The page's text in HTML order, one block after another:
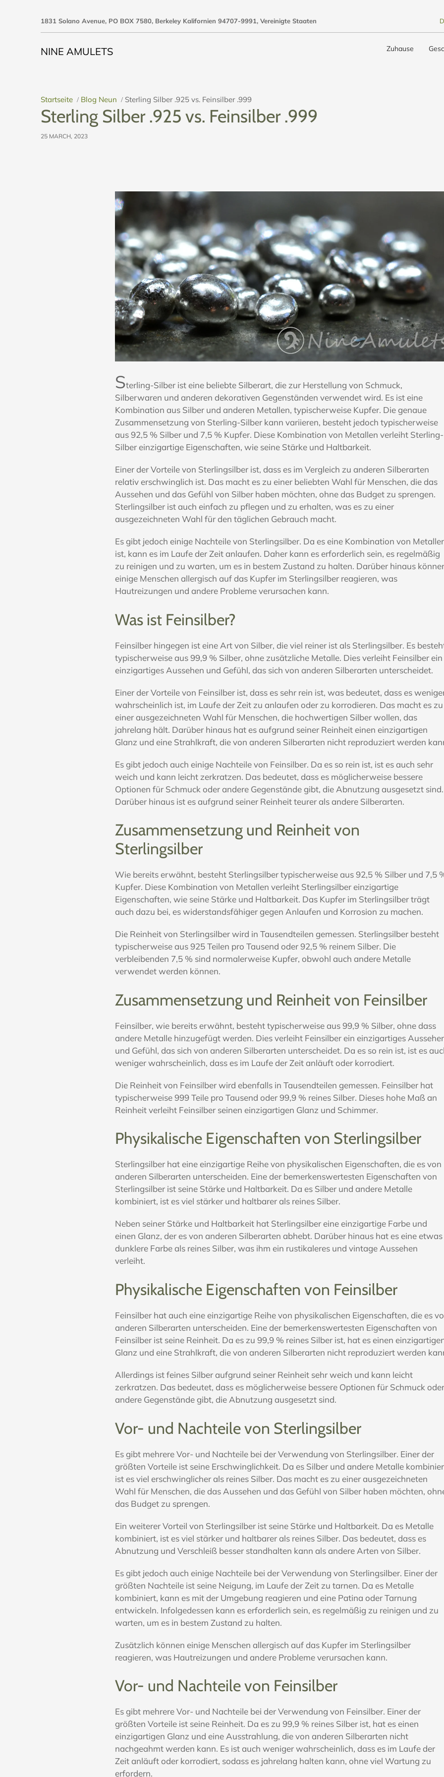
1831 Solano Avenue, PO BOX 7580, Berkeley Kalifornien 94707-9991, Vereinigte Staaten
NINE AMULETS Zuhause
Startseite / Blog Neun / Sterling Silber .925 vs. Feinsilber .999
Sterling Silber .925 vs. Feinsilber .999
25 MARCH, 2023
Sterling-Silber ist eine beliebte Silberart, die zur Herstellung von Schmuck,
Silberwaren und anderen dekorativen Gegenständen verwendet wird. Es ist eine
Kombination aus Silber und anderen Metallen, typischerweise Kupfer. Die genaue
Zusammensetzung von Sterling-Silber kann variieren, besteht jedoch typischerweise
aus 92,5 % Silber und 7,5 % Kupfer. Diese Kombination von Metallen verleiht Sterling-
Silber einzigartige Eigenschaften, wie seine Stärke und Haltbarkeit.
Einer der Vorteile von Sterlingsilber ist, dass es im Vergleich zu anderen Silberarten
relativ erschwinglich ist. Das macht es zu einer beliebten Wahl für Menschen, die das
Aussehen und das Gefühl von Silber haben möchten, ohne das Budget zu sprengen.
Sterlingsilber ist auch einfach zu pflegen und zu erhalten, was es zu einer
ausgezeichneten Wahl für den täglichen Gebrauch macht.
Es gibt jedoch einige Nachteile von Sterlingsilber. Da es eine Kombination von
ist, kann es im Laufe der Zeit anlaufen. Daher kann es erforderlich sein, es regelmäßig
zu reinigen und zu warten, um es in bestem Zustand zu halten. Darüber hinaus
einige Menschen allergisch auf das Kupfer im Sterlingsilber reagieren, was
Hautreizungen und andere Probleme verursachen kann.
Was ist Feinsilber?
Feinsilber hingegen ist eine Art von Silber, die viel reiner ist als Sterlingsilber. Es
typischerweise aus 99,9 % Silber, ohne zusätzliche Metalle. Dies verleiht Feinsilber ein
einzigartiges Aussehen und Gefühl, das sich von anderen Silberarten unterscheidet.
Einer der Vorteile von Feinsilber ist, dass es sehr rein ist, was bedeutet, dass es
wahrscheinlich ist, im Laufe der Zeit zu anlaufen oder zu korrodieren. Das macht es zu
einer ausgezeichneten Wahl für Menschen, die hochwertigen Silber wollen, das
jahrelang hält. Darüber hinaus hat es aufgrund seiner Reinheit einen einzigartigen
Glanz und eine Strahlkraft, die von anderen Silberarten nicht reproduziert werden
Es gibt jedoch auch einige Nachteile von Feinsilber. Da es so rein ist, ist es auch sehr
weich und kann leicht zerkratzen. Das bedeutet, dass es möglicherweise bessere
Optionen für Schmuck oder andere Gegenstände gibt, die Abnutzung ausgesetzt sind.
Darüber hinaus ist es aufgrund seiner Reinheit teurer als andere Silberarten.
Zusammensetzung und Reinheit von
Sterlingsilber
Wie bereits erwähnt, besteht Sterlingsilber typischerweise aus 92,5 % Silber und 7,5
Kupfer. Diese Kombination von Metallen verleiht Sterlingsilber einzigartige
Eigenschaften, wie seine Stärke und Haltbarkeit. Das Kupfer im Sterlingsilber trägt
auch dazu bei, es widerstandsfähiger gegen Anlaufen und Korrosion zu machen.
Die Reinheit von Sterlingsilber wird in Tausendteilen gemessen. Sterlingsilber besteht
typischerweise aus 925 Teilen pro Tausend oder 92,5 % reinem Silber. Die
verbleibenden 7,5 % sind normalerweise Kupfer, obwohl auch andere Metalle
verwendet werden können.
Zusammensetzung und Reinheit von Feinsilber
Feinsilber, wie bereits erwähnt, besteht typischerweise aus 99,9 % Silber, ohne dass
andere Metalle hinzugefügt werden. Dies verleiht Feinsilber ein einzigartiges
und Gefühl, das sich von anderen Silberarten unterscheidet. Da es so rein ist, ist es
weniger wahrscheinlich, dass es im Laufe der Zeit anläuft oder korrodiert.
Die Reinheit von Feinsilber wird ebenfalls in Tausendteilen gemessen. Feinsilber hat
typischerweise 999 Teile pro Tausend oder 99,9 % reines Silber. Dieses hohe Maß an
Reinheit verleiht Feinsilber seinen einzigartigen Glanz und Schimmer.
Physikalische Eigenschaften von Sterlingsilber
Sterlingsilber hat eine einzigartige Reihe von physikalischen Eigenschaften, die es von
anderen Silberarten unterscheiden. Eine der bemerkenswertesten Eigenschaften von
Sterlingsilber ist seine Stärke und Haltbarkeit. Da es Silber und andere Metalle
kombiniert, ist es viel stärker und haltbarer als reines Silber.
Neben seiner Stärke und Haltbarkeit hat Sterlingsilber eine einzigartige Farbe und
einen Glanz, der es von anderen Silberarten abhebt. Darüber hinaus hat es eine etwas
dunklere Farbe als reines Silber, was ihm ein rustikaleres und vintage Aussehen
verleiht.
Physikalische Eigenschaften von Feinsilber
Feinsilber hat auch eine einzigartige Reihe von physikalischen Eigenschaften, die es
anderen Silberarten unterscheiden. Eine der bemerkenswertesten Eigenschaften von
Feinsilber ist seine Reinheit. Da es zu 99,9 % reines Silber ist, hat es einen
Glanz und eine Strahlkraft, die von anderen Silberarten nicht reproduziert werden
Allerdings ist feines Silber aufgrund seiner Reinheit sehr weich und kann leicht
zerkratzen. Das bedeutet, dass es möglicherweise bessere Optionen für Schmuck oder
andere Gegenstände gibt, die Abnutzung ausgesetzt sind.
Vor- und Nachteile von Sterlingsilber
Es gibt mehrere Vor- und Nachteile bei der Verwendung von Sterlingsilber. Einer der
größten Vorteile ist seine Erschwinglichkeit. Da es Silber und andere Metalle
ist es viel erschwinglicher als reines Silber. Das macht es zu einer ausgezeichneten
Wahl für Menschen, die das Aussehen und das Gefühl von Silber haben möchten,
das Budget zu sprengen.
Ein weiterer Vorteil von Sterlingsilber ist seine Stärke und Haltbarkeit. Da es Metalle
kombiniert, ist es viel stärker und haltbarer als reines Silber. Das bedeutet, dass es
Abnutzung und Verschleiß besser standhalten kann als andere Arten von Silber.
Es gibt jedoch auch einige Nachteile bei der Verwendung von Sterlingsilber. Einer der
größten Nachteile ist seine Neigung, im Laufe der Zeit zu tarnen. Da es Metalle
kombiniert, kann es mit der Umgebung reagieren und eine Patina oder Tarnung
entwickeln. Infolgedessen kann es erforderlich sein, es regelmäßig zu reinigen und zu
warten, um es in bestem Zustand zu halten.
Zusätzlich können einige Menschen allergisch auf das Kupfer im Sterlingsilber
reagieren, was Hautreizungen und andere Probleme verursachen kann.
Vor- und Nachteile von Feinsilber
Es gibt mehrere Vor- und Nachteile bei der Verwendung von Feinsilber. Einer der
größten Vorteile ist seine Reinheit. Da es zu 99,9 % reines Silber ist, hat es einen
einzigartigen Glanz und eine Ausstrahlung, die von anderen Silberarten nicht
nachgeahmt werden kann. Es ist auch weniger wahrscheinlich, dass es im Laufe der
Zeit anläuft oder korrodiert, sodass es jahrelang halten kann, ohne viel Wartung zu
erfordern.